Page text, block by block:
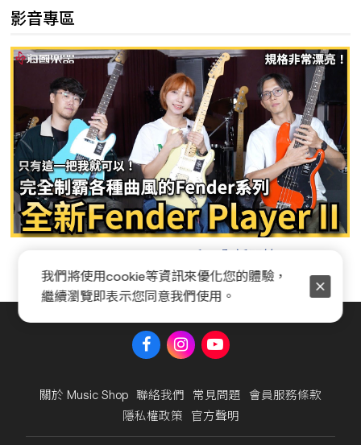
影音專區
Fender Player II 系列全新開箱
關於 Music Shop 聯絡我們 常見問題 會員服務條款
隱私權政策 官方聲明
我們將使用cookie等資訊來優化您的體驗，
繼續瀏覽即表示您同意我們使用。